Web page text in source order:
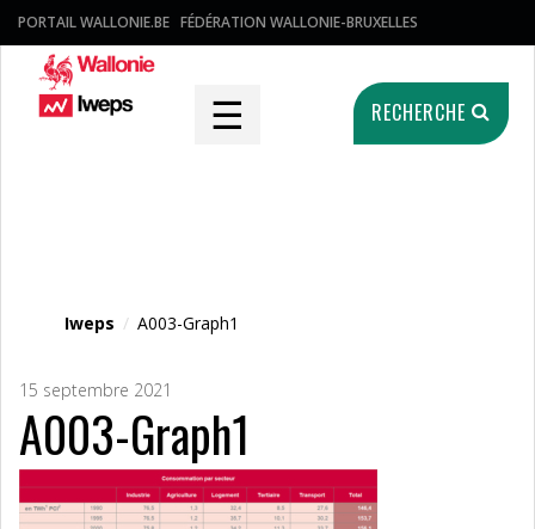
PORTAIL WALLONIE.BE FÉDÉRATION WALLONIE-BRUXELLES
☰ RECHERCHE
Iweps / A003-Graph1
15 septembre 2021
A003-Graph1